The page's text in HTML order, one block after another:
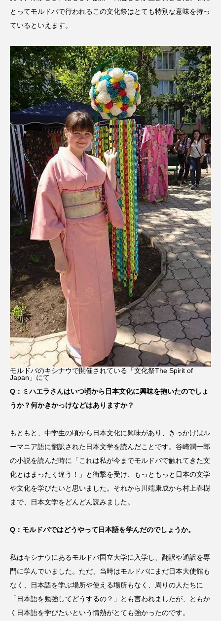
とってモルドバで行われるこの文化祭はとても特別な意味を持っ
ているといえます。
モルドバのキシナウで開催されている「文化祭The Spirit of
Japan」にて
Q：ミハエラさんはいつ頃から日本文化に興味を抱いたのでしょ
うか？何かきかっけなどはありますか？
もともと、中学生の頃から日本文化に興味があり、きっかけはル
ーマニア語に翻訳された日本文学を読んだことです。谷崎潤一郎
の小説を読んだ時に「これは私が今までモルドバで触れてきた文
化とはまったく違う！」と衝撃を受け、もっともっと日本の文学
や文化を学びたいと思いました。それから川端康成から村上春樹
まで、日本文学をどんどん読みました。
Q：モルドバではどうやって日本語を学んだのでしょうか。
私はキシナウにあるモルドバ国立大学に入学し、翻訳や通訳を専
門に学んでいました。ただ、当時はモルドバにまだ日本大使館も
なく、日本語を学ぶ場所や使える場所もなく、周りの人たちに
「日本語を勉強してどうするの？」とも言われましたが、ともか
く日本語を学びたいという情熱がとても強かったのです。